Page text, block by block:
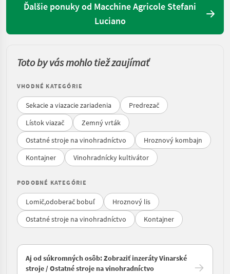
Ďalšie ponuky od Macchine Agricole Stefani
Luciano
Toto by vás mohlo tiež zaujímať
VHODNÉ KATEGÓRIE
Sekacie a viazacie zariadenia
Predrezač
Lístok viazač
Zemný vrták
Ostatné stroje na vinohradníctvo
Hroznový kombajn
Kontajner
Vinohradnícky kultivátor
PODOBNÉ KATEGÓRIE
Lomič,odoberač bobuľ
Hroznový lis
Ostatné stroje na vinohradníctvo
Kontajner
Aj od súkromných osôb: Zobraziť inzeráty Vinarské
stroje / Ostatné stroje na vinohradníctvo